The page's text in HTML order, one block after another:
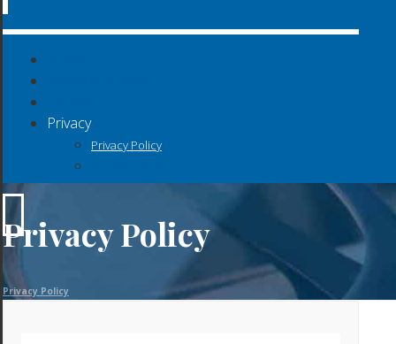
Privacy
Privacy Policy
Privacy Policy
Privacy Policy